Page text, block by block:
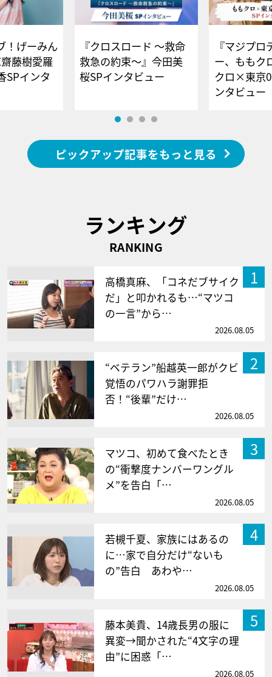
！げーみん
藤樹愛羅
SPインタ
『クロスロード ～救命
救急の約束～』今田美
桜SPインタビュー
『マジプロ
ー、ももク
クロ×東京
ンタビュー
ピックアップ記事をもっと見る
ランキング
RANKING
1
高橋真麻、「コネだブサイク
だ」と叩かれるも…“マツコ
の一言”から…
2026.08.05
2
“ベテラン”船越英一郎がクビ
覚悟のパワハラ謝罪拒
否！“後輩”だけ…
2026.08.05
3
マツコ、初めて食べたとき
の“衝撃度ナンバーワングル
メ”を告白「…
2026.08.05
4
若槻千夏、家族にはあるの
に…家で自分だけ“ないも
の”告白 あわや…
2026.08.05
5
藤本美貴、14歳長男の服に
異変→聞かされた“4文字の理
由”に困惑「…
2026.08.05